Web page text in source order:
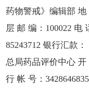
药物警戒》编辑部
层 邮 编：100022 电
85243712 银行汇款
总局药品评价中心
行 帐 号：